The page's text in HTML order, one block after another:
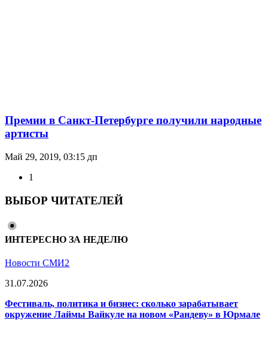
Премии в Санкт-Петербурге получили народные
артисты
Май 29, 2019, 03:15 дп
1
ВЫБОР ЧИТАТЕЛЕЙ
ИНТЕРЕСНО ЗА НЕДЕЛЮ
Новости СМИ2
31.07.2026
Фестиваль, политика и бизнес: сколько зарабатывает
окружение Лаймы Вайкуле на новом «Рандеву» в Юрмале